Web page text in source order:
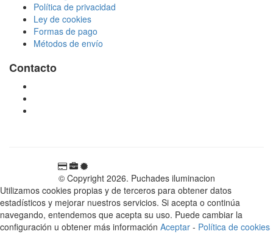
Política de privacidad
Ley de cookies
Formas de pago
Métodos de envío
Contacto
© Copyright 2026. Puchades iluminacion
Utilizamos cookies propias y de terceros para obtener datos
estadísticos y mejorar nuestros servicios. Si acepta o continúa
navegando, entendemos que acepta su uso. Puede cambiar la
configuración u obtener más información Aceptar - Política de cookies